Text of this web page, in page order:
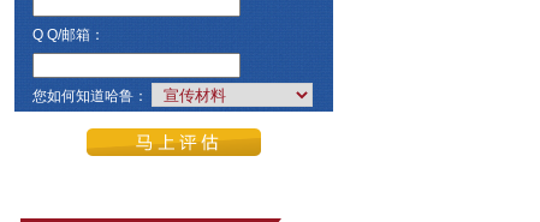
Q Q/邮箱：
您如何知道哈鲁：